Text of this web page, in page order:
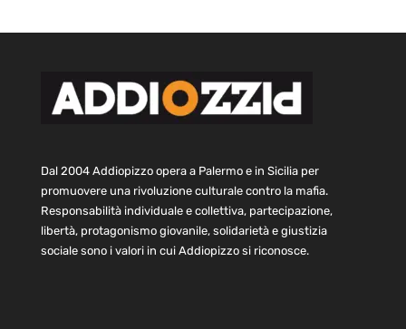
Dal 2004 Addiopizzo opera a Palermo e in Sicilia per
promuovere una rivoluzione culturale contro la mafia.
Responsabilità individuale e collettiva, partecipazione,
libertà, protagonismo giovanile, solidarietà e giustizia
sociale sono i valori in cui Addiopizzo si riconosce.